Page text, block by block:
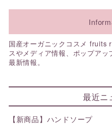
国産オーガニックコスメ fruits
スやメディア情報、ポップア
最新情報。
最近ニ
【新商品】ハンドソープ